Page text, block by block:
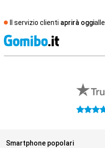
Il servizio clienti aprirà oggi
4.6 stelle
Smartphone popolari